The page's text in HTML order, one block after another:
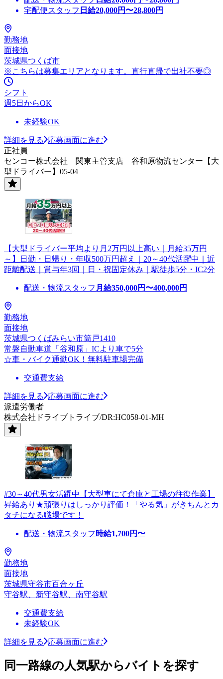
宅配便スタッフ 日給20,000円〜28,800円
勤務地
面接地
茨城県つくば市
※こちらは募集エリアとなります。直行直帰で出社不要◎
シフト
週5日からOK
未経験OK
詳細を見る
応募画面に進む
正社員
センコー株式会社 関東主管支店 谷和原物流センター【大
型ドライバー】05-04
【大型ドライバー平均より月2万円以上高い｜月給35万円
～】日勤・日帰り・年収500万円超え｜20～40代活躍中｜近
距離配送｜賞与年3回｜日・祝固定休み｜駅徒歩5分・IC2分
配送・物流スタッフ 月給350,000円〜400,000円
勤務地
面接地
茨城県つくばみらい市筒戸1410
常磐自動車道「谷和原」ICより車で5分
☆車・バイク通勤OK！無料駐車場完備
交通費支給
詳細を見る
応募画面に進む
派遣労働者
株式会社ドライブトライブ/DR:HC058-01-MH
#30～40代男女活躍中【大型車にて倉庫と工場の往復作業】
昇給あり★頑張りはしっかり評価！「やる気」がきちんとカ
タチになる職場です！
配送・物流スタッフ 時給1,700円〜
勤務地
面接地
茨城県守谷市百合ヶ丘
守谷駅、新守谷駅、南守谷駅
交通費支給
未経験OK
詳細を見る 応募画面に進む
同一路線の人気駅からバイトを探す